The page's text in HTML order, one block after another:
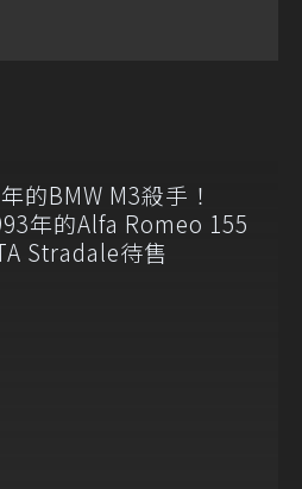
的BMW M3殺手！
年的Alfa Romeo 155
Stradale待售